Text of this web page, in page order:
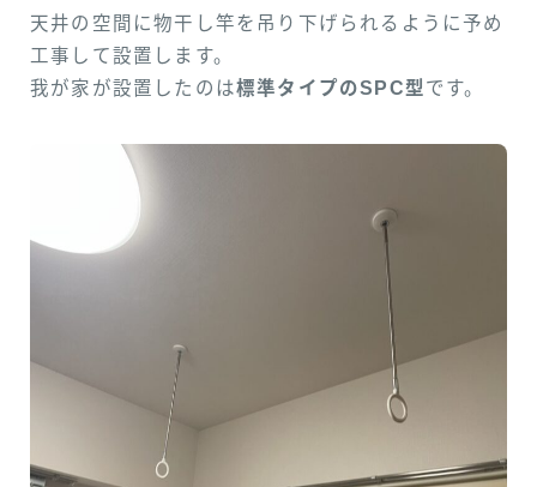
天井の空間に物干し竿を吊り下げられるように予め
工事して設置します。
我が家が設置したのは標準タイプのSPC型 です。